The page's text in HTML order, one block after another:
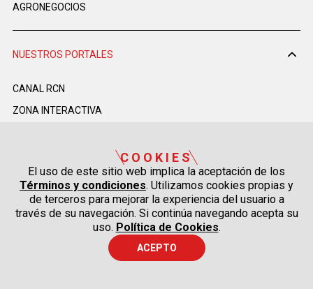
AGRONEGOCIOS
NUESTROS PORTALES
CANAL RCN
ZONA INTERACTIVA
UN PRODUCTO DE RCN MEDIOS 2026
Política de Datos Personales
Política de Cookies
Términos y Condiciones
COOKIES
El uso de este sitio web implica la aceptación de los
Términos y condiciones. Utilizamos cookies propias y
de terceros para mejorar la experiencia del usuario a
través de su navegación. Si continúa navegando acepta su
uso. Política de Cookies.
ACEPTO